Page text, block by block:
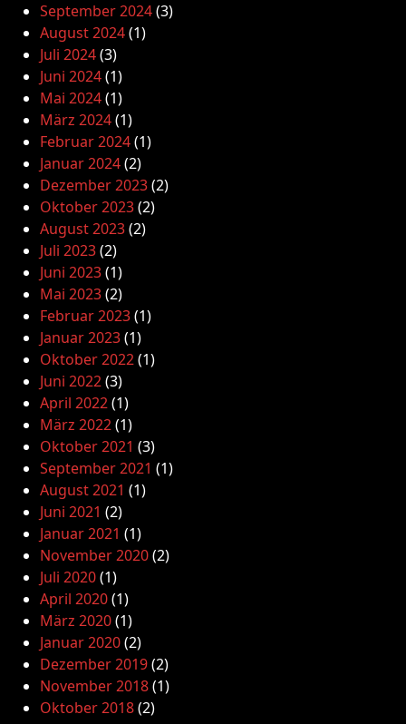
September 2024(3)
August 2024(1)
Juli 2024(3)
Juni 2024(1)
Mai 2024(1)
März 2024(1)
Februar 2024(1)
Januar 2024(2)
Dezember 2023(2)
Oktober 2023(2)
August 2023(2)
Juli 2023(2)
Juni 2023(1)
Mai 2023(2)
Februar 2023(1)
Januar 2023(1)
Oktober 2022(1)
Juni 2022(3)
April 2022(1)
März 2022(1)
Oktober 2021 (3)
September 2021 (1)
August 2021 (1)
Juni 2021 (2)
Januar 2021 (1)
November 2020(2)
Juli 2020(1)
April 2020(1)
März 2020(1)
Januar 2020(2)
Dezember 2019(2)
November 2018(1)
Oktober 2018(2)